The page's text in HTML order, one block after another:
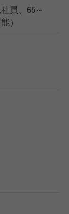
員、65～
）